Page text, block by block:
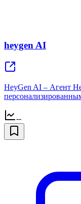
heygen AI
HeyGen AI – Агент
--